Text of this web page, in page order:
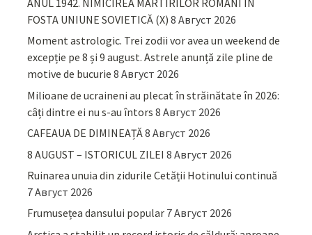
ANUL 1942. NIMICIREA MARTIRILOR ROMÂNI ÎN
FOSTA UNIUNE SOVIETICĂ (X) 8 Август 2026
Moment astrologic. Trei zodii vor avea un weekend de
excepție pe 8 și 9 august. Astrele anunță zile pline de
motive de bucurie 8 Август 2026
Milioane de ucraineni au plecat în străinătate în 2026:
câți dintre ei nu s-au întors 8 Август 2026
CAFEAUA DE DIMINEAȚĂ8 Август 2026
8 AUGUST – ISTORICUL ZILEI 8 Август 2026
Ruinarea unuia din zidurile Cetății Hotinului continuă
7 Август 2026
Frumusețea dansului popular 7 Август 2026